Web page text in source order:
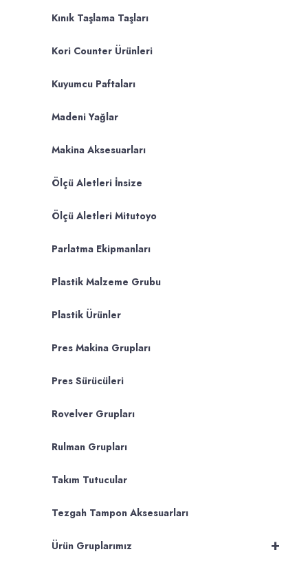
Kınık Taşlama Taşları
Kori Counter Ürünleri
Kuyumcu Paftaları
Madeni Yağlar
Makina Aksesuarları
Ölçü Aletleri İnsize
Ölçü Aletleri Mitutoyo
Parlatma Ekipmanları
Plastik Malzeme Grubu
Plastik Ürünler
Pres Makina Grupları
Pres Sürücüleri
Rovelver Grupları
Rulman Grupları
Takım Tutucular
Tezgah Tampon Aksesuarları
+
Ürün Gruplarımız